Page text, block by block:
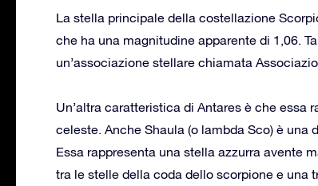
La stella principale della costellazione
che ha una magnitudine apparente di 1,06.
un’associazione stellare chiamata
Un’altra caratteristica di Antares è che essa
celeste. Anche Shaula (o lambda Sco) è
Essa rappresenta una stella azzurra avente
tra le stelle della coda dello scorpione e una